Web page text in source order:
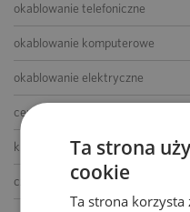
okablowanie telefoniczne
okablowanie komputerowe
okablowanie elektryczne
centrala telefoniczna
klimatyzacja
czujniki dymu i ciepła
Ta strona
cookie
Ta strona